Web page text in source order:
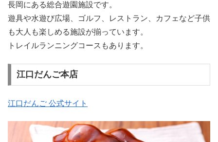
長岡にある総合遊園施設です。
遊具や水遊び広場、ゴルフ、レストラン、カフェなど子供
も大人も楽しめる施設が揃っています。
トレイルランニングコースもあります。
江口だんご本店
江口だんご 公式サイト